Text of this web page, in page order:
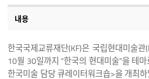
내용
한국국제교류재단(KF)은 국립현대미술
10월 30일까지 “한국의 현대미술”을 테
한국미술 담당 큐레이터워크숍>을 개최